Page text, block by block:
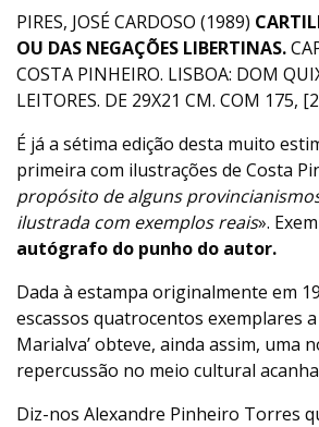
PIRES, JOSÉ CARDOSO (1989)
OU DAS NEGAÇÕES LIBERTINAS.
COSTA PINHEIRO. LISBOA: DOM
LEITORES. DE 29X21 CM. COM 175,
É já a sétima edição desta muito
primeira com ilustrações de Costa
propósito de alguns
ilustrada com exemplos reais».
autógrafo do punho do autor.
Dada à estampa originalmente em
escassos quatrocentos exemplares a
Marialva’ obteve, ainda assim, uma
repercussão no meio cultural
Diz-nos Alexandre Pinheiro Torres